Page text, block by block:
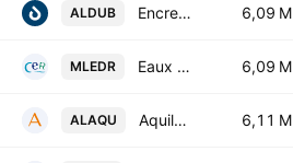
ALDUB Encres Dubuit SA 6,09 M
MLEDR Eaux de Royan SA 6,09 M
ALAQU Aquila SA 6,11 M